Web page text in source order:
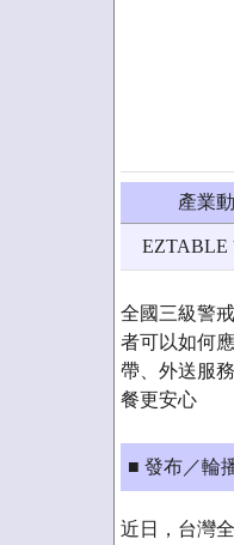
產業
EZTABLE
全國三級警
者可以如何
帶、外送服
餐更安心
■ 發布／輪
近日，台灣